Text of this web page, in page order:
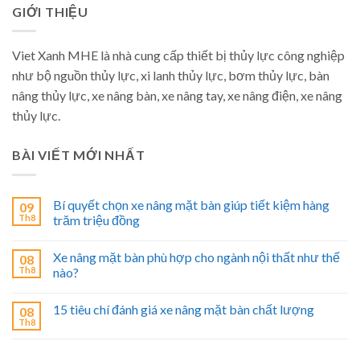
GIỚI THIỆU
Viet Xanh MHE là nhà cung cấp thiết bị thủy lực công nghiệp
như bộ nguồn thủy lực, xi lanh thủy lực, bơm thủy lực, bàn
nâng thủy lực, xe nâng bàn, xe nâng tay, xe nâng điện, xe nâng
thủy lực.
BÀI VIẾT MỚI NHẤT
09
Th8
Bí quyết chọn xe nâng mặt bàn giúp tiết kiệm hàng
trăm triệu đồng
08
Th8
Xe nâng mặt bàn phù hợp cho ngành nội thất như thế
nào?
08
Th8
15 tiêu chí đánh giá xe nâng mặt bàn chất lượng